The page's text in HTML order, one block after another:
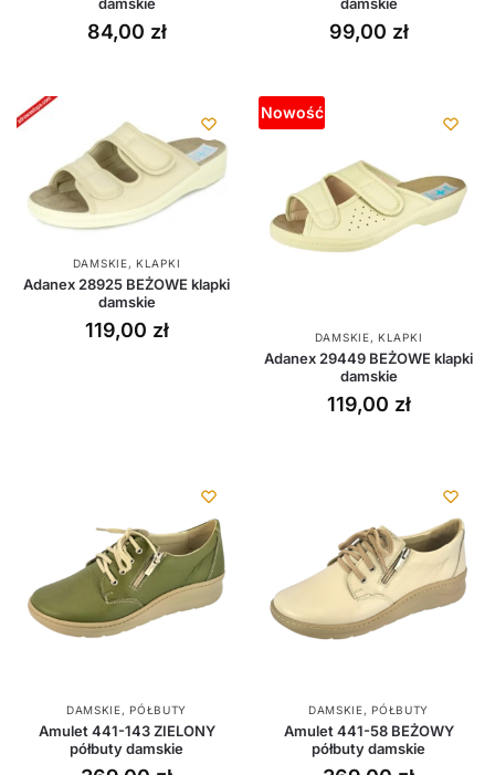
84,00 zł 99,00 zł
DAMSKIE,KLAPKI
Adanex 28925 BEŻOWE klapki
damskie
119,00 zł
Nowość
DAMSKIE,KLAPKI
Adanex 29449 BEŻOWE klapki
damskie
119,00 zł
DAMSKIE,PÓŁBUTY
Amulet 441-143 ZIELONY
półbuty damskie
DAMSKIE,PÓŁBUTY
Amulet 441-58 BEŻOWY
półbuty damskie